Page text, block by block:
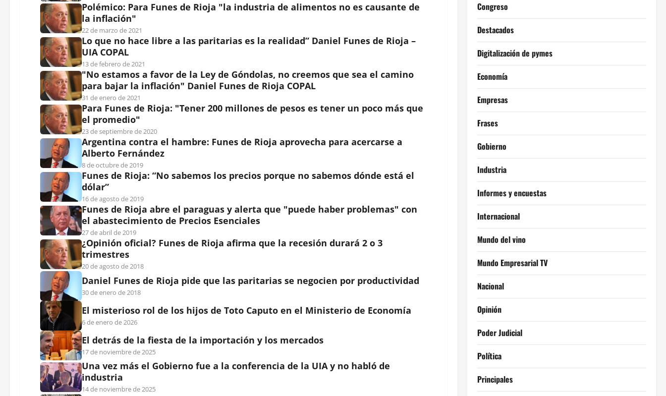
Polémico: Para Funes de Rioja "la industria de alimentos no es causante de
la inflación"
22 de marzo de 2021
Lo que no hace libre a las paritarias es la realidad” Daniel Funes de Rioja –
UIA COPAL
13 de febrero de 2021
"No estamos a favor de la Ley de Góndolas, no creemos que sea el camino
para bajar la inflación" Daniel Funes de Rioja COPAL
31 de enero de 2021
Para Funes de Rioja: "Tener 200 millones de pesos es tener un poco más que
el promedio"
23 de septiembre de 2020
Argentina contra el hambre: Funes de Rioja aprovecha para acercarse a
Alberto Fernández
8 de octubre de 2019
Funes de Rioja: “No sabemos los precios porque no sabemos dónde está el
dólar”
16 de agosto de 2019
Funes de Rioja abre el paraguas y alerta que "puede haber problemas" con
el abastecimiento de Precios Esenciales
27 de abril de 2019
¿Opinión oficial? Funes de Rioja afirma que la recesión durará 2 o 3
trimestres
20 de agosto de 2018
Daniel Funes de Rioja pide que las paritarias se negocien por productividad
30 de enero de 2018
El misterioso rol de los hijos de Toto Caputo en el Ministerio de Economía
6 de enero de 2026
El detrás de la fiesta de la importación y los mercados
17 de noviembre de 2025
Una vez más el Gobierno fue a la conferencia de la UIA y no habló de
industria
14 de noviembre de 2025
Congreso
Destacados
Digitalización de pymes
Economía
Empresas
Frases
Gobierno
Industria
Informes y encuestas
Internacional
Mundo del vino
Mundo Empresarial TV
Nacional
Opinión
Poder Judicial
Política
Principales